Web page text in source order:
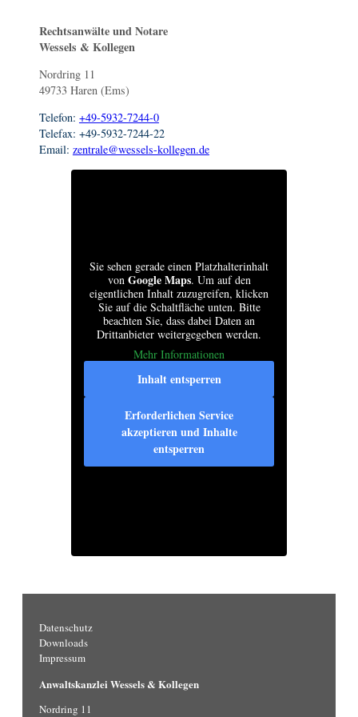
Rechtsanwälte und Notare
Wessels & Kollegen
Nordring 11
49733 Haren (Ems)
Telefon: +49-5932-7244-0
Telefax: +49-5932-7244-22
Email: zentrale@wessels-kollegen.de
Sie sehen gerade einen Platzhalterinhalt
von Google Maps. Um auf den
eigentlichen Inhalt zuzugreifen, klicken
Sie auf die Schaltfläche unten. Bitte
beachten Sie, dass dabei Daten an
Drittanbieter weitergegeben werden.
Mehr Informationen
Inhalt entsperren
Erforderlichen Service
akzeptieren und Inhalte
entsperren
Datenschutz
Downloads
Impressum
Anwaltskanzlei Wessels & Kollegen
Nordring 11